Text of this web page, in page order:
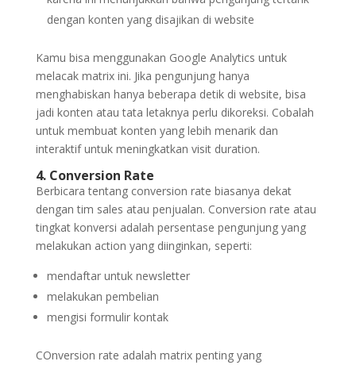
dengan konten yang disajikan di website
Kamu bisa menggunakan Google Analytics untuk
melacak matrix ini. Jika pengunjung hanya
menghabiskan hanya beberapa detik di website, bisa
jadi konten atau tata letaknya perlu dikoreksi. Cobalah
untuk membuat konten yang lebih menarik dan
interaktif untuk meningkatkan visit duration.
4. Conversion Rate
Berbicara tentang conversion rate biasanya dekat
dengan tim sales atau penjualan. Conversion rate atau
tingkat konversi adalah persentase pengunjung yang
melakukan action yang diinginkan, seperti:
mendaftar untuk newsletter
melakukan pembelian
mengisi formulir kontak
COnversion rate adalah matrix penting yang